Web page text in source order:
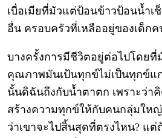
เบื่อเมียที่มัวแต่ป้อนข้าวป้อนน้ำเ
อื่น ครอบครัวที่เหลืออยู่ของเด็ก
บางครั้งการมีชีวิตอยู่ต่อไปโดย
คุณภาพมันเป้นทุกข์ไม่เป็นทุกข์แ
นั้นดิฉันถึงกับน้ำตาตก เพราะว่า
สร้างความทุกข์ให้กับคนกลุ่มให
ว่าเขาจะไปสิ้นสุดที่ตรงไหน? แ